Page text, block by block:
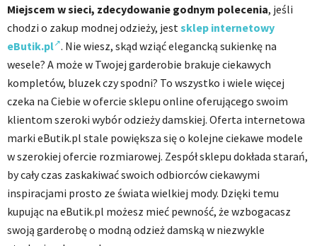
Miejscem w sieci, zdecydowanie godnym polecenia, jeśli
chodzi o zakup modnej odzieży, jestsklep internetowy
eButik.pl . Nie wiesz, skąd wziąć elegancką sukienkę na
wesele? A może w Twojej garderobie brakuje ciekawych
kompletów, bluzek czy spodni? To wszystko i wiele więcej
czeka na Ciebie w ofercie sklepu online oferującego swoim
klientom szeroki wybór odzieży damskiej. Oferta internetowa
marki eButik.pl stale powiększa się o kolejne ciekawe modele
w szerokiej ofercie rozmiarowej. Zespół sklepu dokłada starań,
by cały czas zaskakiwać swoich odbiorców ciekawymi
inspiracjami prosto ze świata wielkiej mody. Dzięki temu
kupując na eButik.pl możesz mieć pewność, że wzbogacasz
swoją garderobę o modną odzież damską w niezwykle